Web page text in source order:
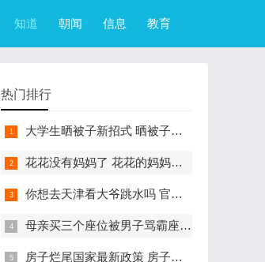
知道 朝闻 信息 教育
热门排行
大学生晒被子新招式 晒被子新花样实在太机智
花花没有妈妈了 花花的妈妈是哪只大熊猫
你想去天津看大爷跳水吗 官方回应天津大爷跳水成打卡点
母亲买三个座位被男子骂霸座 女子买3个座位被无座大爷骂哭怎么回事
房子烂尾国家最新政策 房子烂尾了该找哪个部门解决?